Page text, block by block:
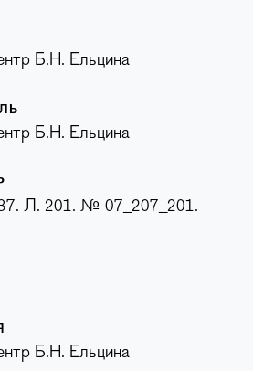
Б.Н. Ельцина
Б.Н. Ельцина
Л. 201. № 07_207_201.
Б.Н. Ельцина